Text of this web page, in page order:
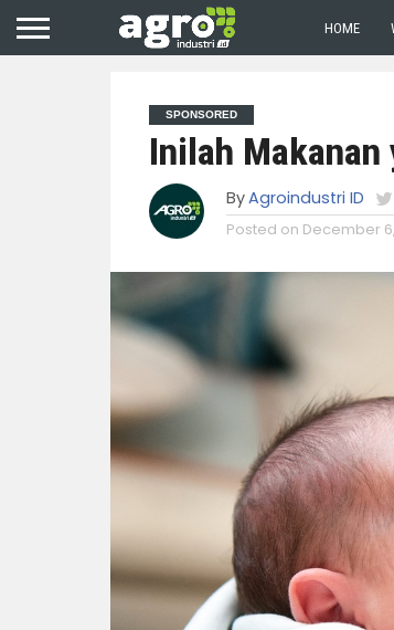
HOME
SPONSORED
Inilah
ByAgroindustri ID
Posted on December